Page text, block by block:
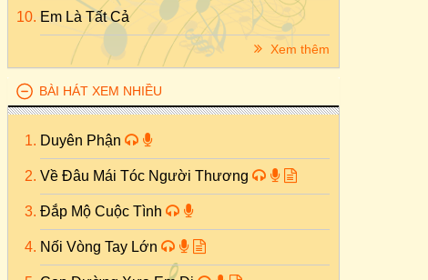
Em Là Tất Cả
Xem thêm
BÀI HÁT XEM NHIỀU
Duyên Phận
Về Đâu Mái Tóc Người Thương
Đắp Mộ Cuộc Tình
Nối Vòng Tay Lớn